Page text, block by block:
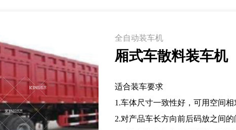
全自动装车机
厢式车散料装车机
适合装车要求
1.车体尺寸一致性好，可用空间相
2.对产品车长方向前后码放之间的